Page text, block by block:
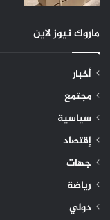
ماروك نيوز لاين
أخبار
مجتمع
سياسية
إقتصاد
جهات
رياضة
دولي